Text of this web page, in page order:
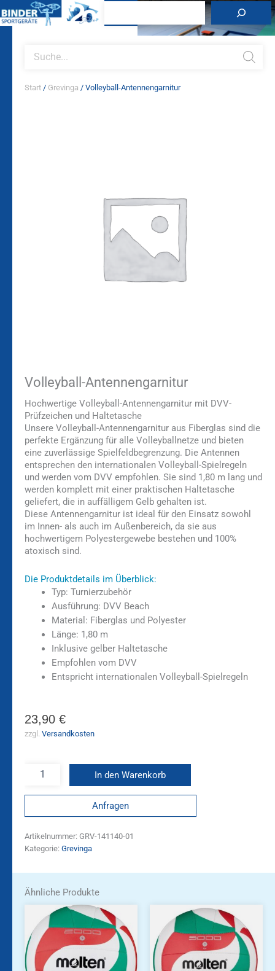
Inhalt
search
Start / Grevinga / Volleyball-Antennengarnitur
Volleyball-Antennengarnitur
Hochwertige Volleyball-Antennengarnitur mit DVV-
Prüfzeichen und Haltetasche
Unsere Volleyball-Antennengarnitur aus Fiberglas sind die
perfekte Ergänzung für alle Volleyballnetze und bieten
eine zuverlässige Spielfeldbegrenzung. Die Antennen
entsprechen den internationalen Volleyball-Spielregeln
und werden vom DVV empfohlen. Sie sind 1,80 m lang und
werden komplett mit einer praktischen Haltetasche
geliefert, die in auffälligem Gelb gehalten ist.
Diese Antennengarnitur ist ideal für den Einsatz sowohl
im Innen- als auch im Außenbereich, da sie aus
hochwertigem Polyestergewebe bestehen und 100%
atoxisch sind.
Die Produktdetails im Überblick:
Typ: Turnierzubehör
Ausführung: DVV Beach
Material: Fiberglas und Polyester
Länge: 1,80 m
Inklusive gelber Haltetasche
Empfohlen vom DVV
Entspricht internationalen Volleyball-Spielregeln
23,90 €
zzgl. Versandkosten
In den Warenkorb
Anfragen
Artikelnummer: GRV-141140-01
Kategorie: Grevinga
Ähnliche Produkte